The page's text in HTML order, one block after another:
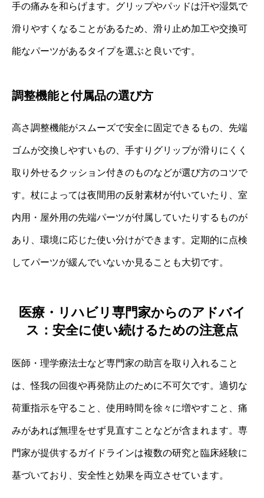
手の痛みを和らげます。グリップやパッドは汗や湿気で
滑りやすくなることがあるため、滑り止め加工や交換可
能なパーツがあるタイプを選ぶと良いです。
調整機能と付属品の選び方
高さ調整機能がスムーズで安全に固定できるもの、先端
ゴムが交換しやすいもの、手すりグリップが滑りにくく
取り外せるクッション付きのものなどが選び方のコツで
す。杖によっては夜間用の反射素材が付いていたり、室
内用・屋外用の先端パーツが付属していたりするものが
あり、環境に応じた使い分けができます。定期的に点検
してパーツが緩んでいないか見ることも大切です。
医療・リハビリ専門家からのアドバイ
ス：安全に使い続けるための注意点
医師・理学療法士など専門家の助言を取り入れること
は、怪我の回復や再発防止のために不可欠です。適切な
荷重指示を守ること、使用時間を徐々に増やすこと、痛
みがあれば無理をせず見直すことなどが含まれます。専
門家が提供するガイドラインは複数の研究と臨床経験に
基づいており、安全性と効果を両立させています。